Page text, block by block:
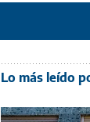
Lo más leído